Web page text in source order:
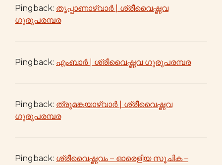
Pingback: തൃപ്പാണാഴ്വാര്‍ | ശ്രീവൈഷ്ണവ
ഗുരുപരമ്പര
Pingback: എംബാർ | ശ്രീവൈഷ്ണവ ഗുരുപരമ്പര
Pingback: ത്രുമങ്കയാഴ്വാർ | ശ്രീവൈഷ്ണവ
ഗുരുപരമ്പര
Pingback: ശ്രീവൈഷ്ണവം – ഓരെളിയ സൂചിക –